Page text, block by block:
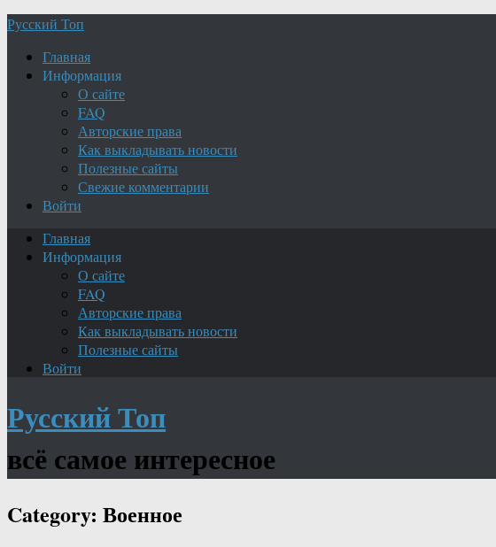
Русский Топ
Главная
Информация
О сайте
FAQ
Авторские права
Как выкладывать новости
Полезные сайты
Свежие комментарии
Войти
Главная
Информация
О сайте
FAQ
Авторские права
Как выкладывать новости
Полезные сайты
Войти
Русский Топ
всё самое интересное
Category: Военное